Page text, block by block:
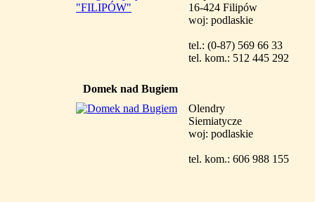
16-424 Filipów
woj: podlaskie
tel.: (0-87) 569 66 33
tel. kom.: 512 445 292
Domek nad Bugiem
Olendry
Siemiatycze
woj: podlaskie
tel. kom.: 606 988 155